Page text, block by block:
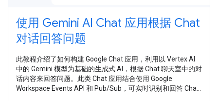
使用 Gemini AI Chat 应用根据 Chat
对话回答问题
此教程介绍了如何构建 Google Chat 应用，利用以 Vertex AI
中的 Gemini 模型为基础的生成式 AI，根据 Chat 聊天室中的对
话内容来回答问题。此类 Chat 应用结合使用 Google
Workspace Events API 和 Pub/Sub，可实时识别和回答 Chat